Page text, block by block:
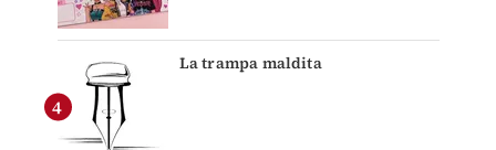
La trampa maldita